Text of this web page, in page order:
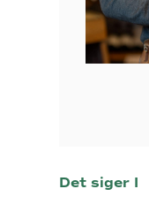
Det siger I